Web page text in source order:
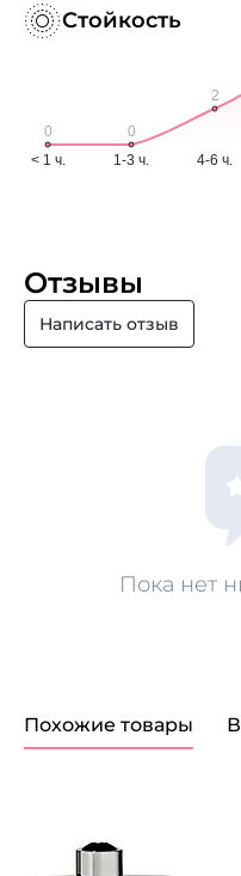
Стойкость
Отзывы
Написать отзыв
Пока нет
Похожие товары